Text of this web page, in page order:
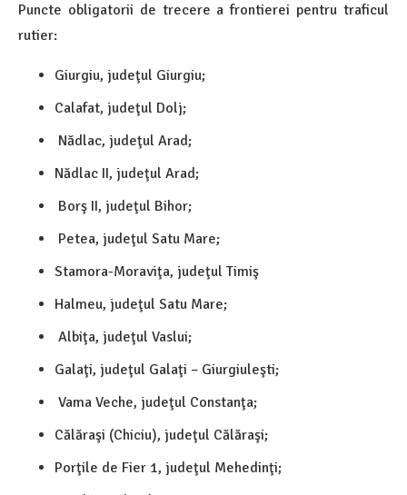
Puncte obligatorii de trecere a frontierei pentru traficul
rutier:
Giurgiu, judeţul Giurgiu;
Calafat, judeţul Dolj;
Nădlac, judeţul Arad;
Nădlac II, judeţul Arad;
Borş II, judeţul Bihor;
Petea, judeţul Satu Mare;
Stamora-Moraviţa, judeţul Timiş
Halmeu, judeţul Satu Mare;
Albiţa, judeţul Vaslui;
Galaţi, judeţul Galaţi – Giurgiuleşti;
Vama Veche, judeţul Constanţa;
Călăraşi (Chiciu), judeţul Călăraşi;
Porţile de Fier 1, judeţul Mehedinţi;